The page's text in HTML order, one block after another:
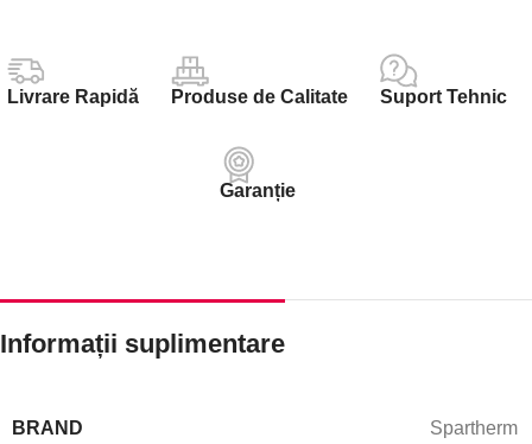
Livrare Rapidă Produse de Calitate Suport Tehnic
Garanție
Informații suplimentare
BRAND Spartherm